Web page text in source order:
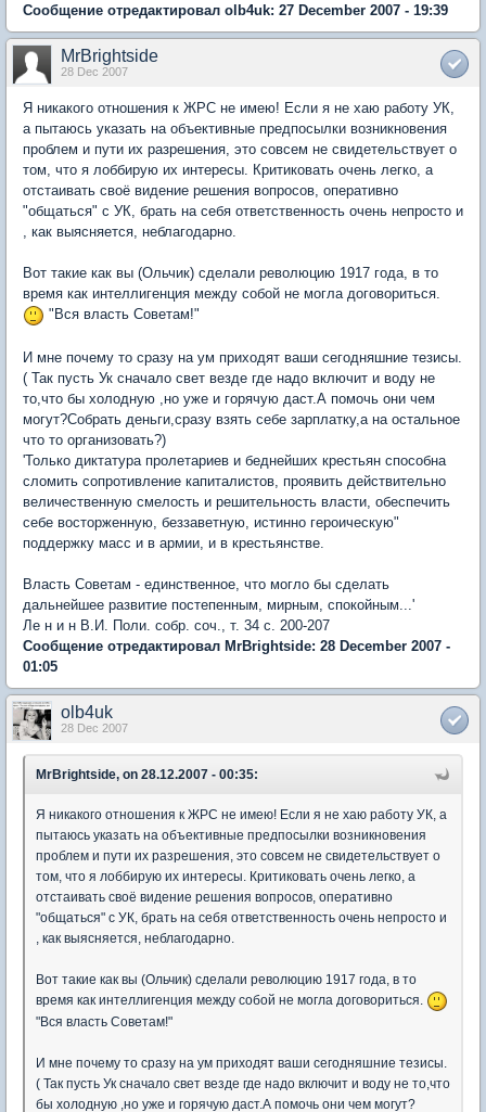
Сообщение отредактировал olb4uk: 27 December 2007 - 19:39
MrBrightside
28 Dec 2007
Я никакого отношения к ЖРС не имею! Если я не хаю работу УК,
а пытаюсь указать на объективные предпосылки возникновения
проблем и пути их разрешения, это совсем не свидетельствует о
том, что я лоббирую их интересы. Критиковать очень легко, а
отстаивать своё видение решения вопросов, оперативно
"общаться" с УК, брать на себя ответственность очень непросто и
, как выясняется, неблагодарно.
Вот такие как вы (Ольчик) сделали революцию 1917 года, в то
время как интеллигенция между собой не могла договориться.
"Вся власть Советам!"
И мне почему то сразу на ум приходят ваши сегодняшние тезисы.
( Так пусть Ук сначало свет везде где надо включит и воду не
то,что бы холодную ,но уже и горячую даст.А помочь они чем
могут?Собрать деньги,сразу взять себе зарплатку,а на остальное
что то организовать?)
'Только диктатура пролетариев и беднейших крестьян способна
сломить сопротивление капиталистов, проявить действительно
величественную смелость и решительность власти, обеспечить
себе восторженную, беззаветную, истинно героическую"
поддержку масс и в армии, и в крестьянстве.
Власть Советам - единственное, что могло бы сделать
дальнейшее развитие постепенным, мирным, спокойным...'
Ле н и н В.И. Поли. собр. соч., т. 34 с. 200-207
Сообщение отредактировал MrBrightside: 28 December 2007 -
01:05
olb4uk
28 Dec 2007
MrBrightside, on 28.12.2007 - 00:35:
Я никакого отношения к ЖРС не имею! Если я не хаю работу УК, а
пытаюсь указать на объективные предпосылки возникновения
проблем и пути их разрешения, это совсем не свидетельствует о
том, что я лоббирую их интересы. Критиковать очень легко, а
отстаивать своё видение решения вопросов, оперативно
"общаться" с УК, брать на себя ответственность очень непросто и
, как выясняется, неблагодарно.
Вот такие как вы (Ольчик) сделали революцию 1917 года, в то
время как интеллигенция между собой не могла договориться.
"Вся власть Советам!"
И мне почему то сразу на ум приходят ваши сегодняшние тезисы.
( Так пусть Ук сначало свет везде где надо включит и воду не то,что
бы холодную ,но уже и горячую даст.А помочь они чем могут?